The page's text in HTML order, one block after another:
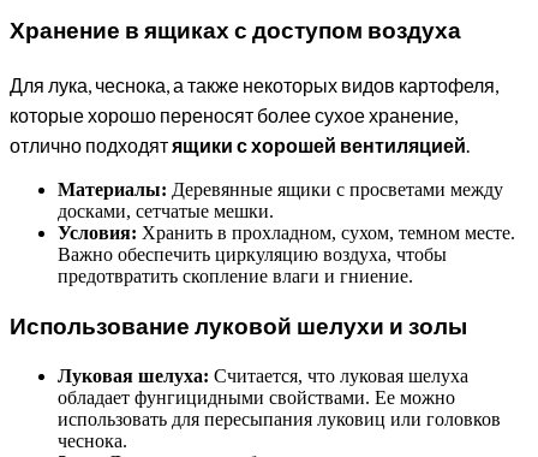
Хранение в ящиках с доступом воздуха
Для лука, чеснока, а также некоторых видов картофеля,
которые хорошо переносят более сухое хранение,
отлично подходятящики с хорошей вентиляцией
Материалы: Деревянные ящики с просветами между
досками, сетчатые мешки.
Условия: Хранить в прохладном, сухом, темном месте.
Важно обеспечить циркуляцию воздуха, чтобы
предотвратить скопление влаги и гниение.
Использование луковой шелухи и золы
Луковая шелуха: Считается, что луковая шелуха
обладает фунгицидными свойствами. Ее можно
использовать для пересыпания луковиц или головков
чеснока.